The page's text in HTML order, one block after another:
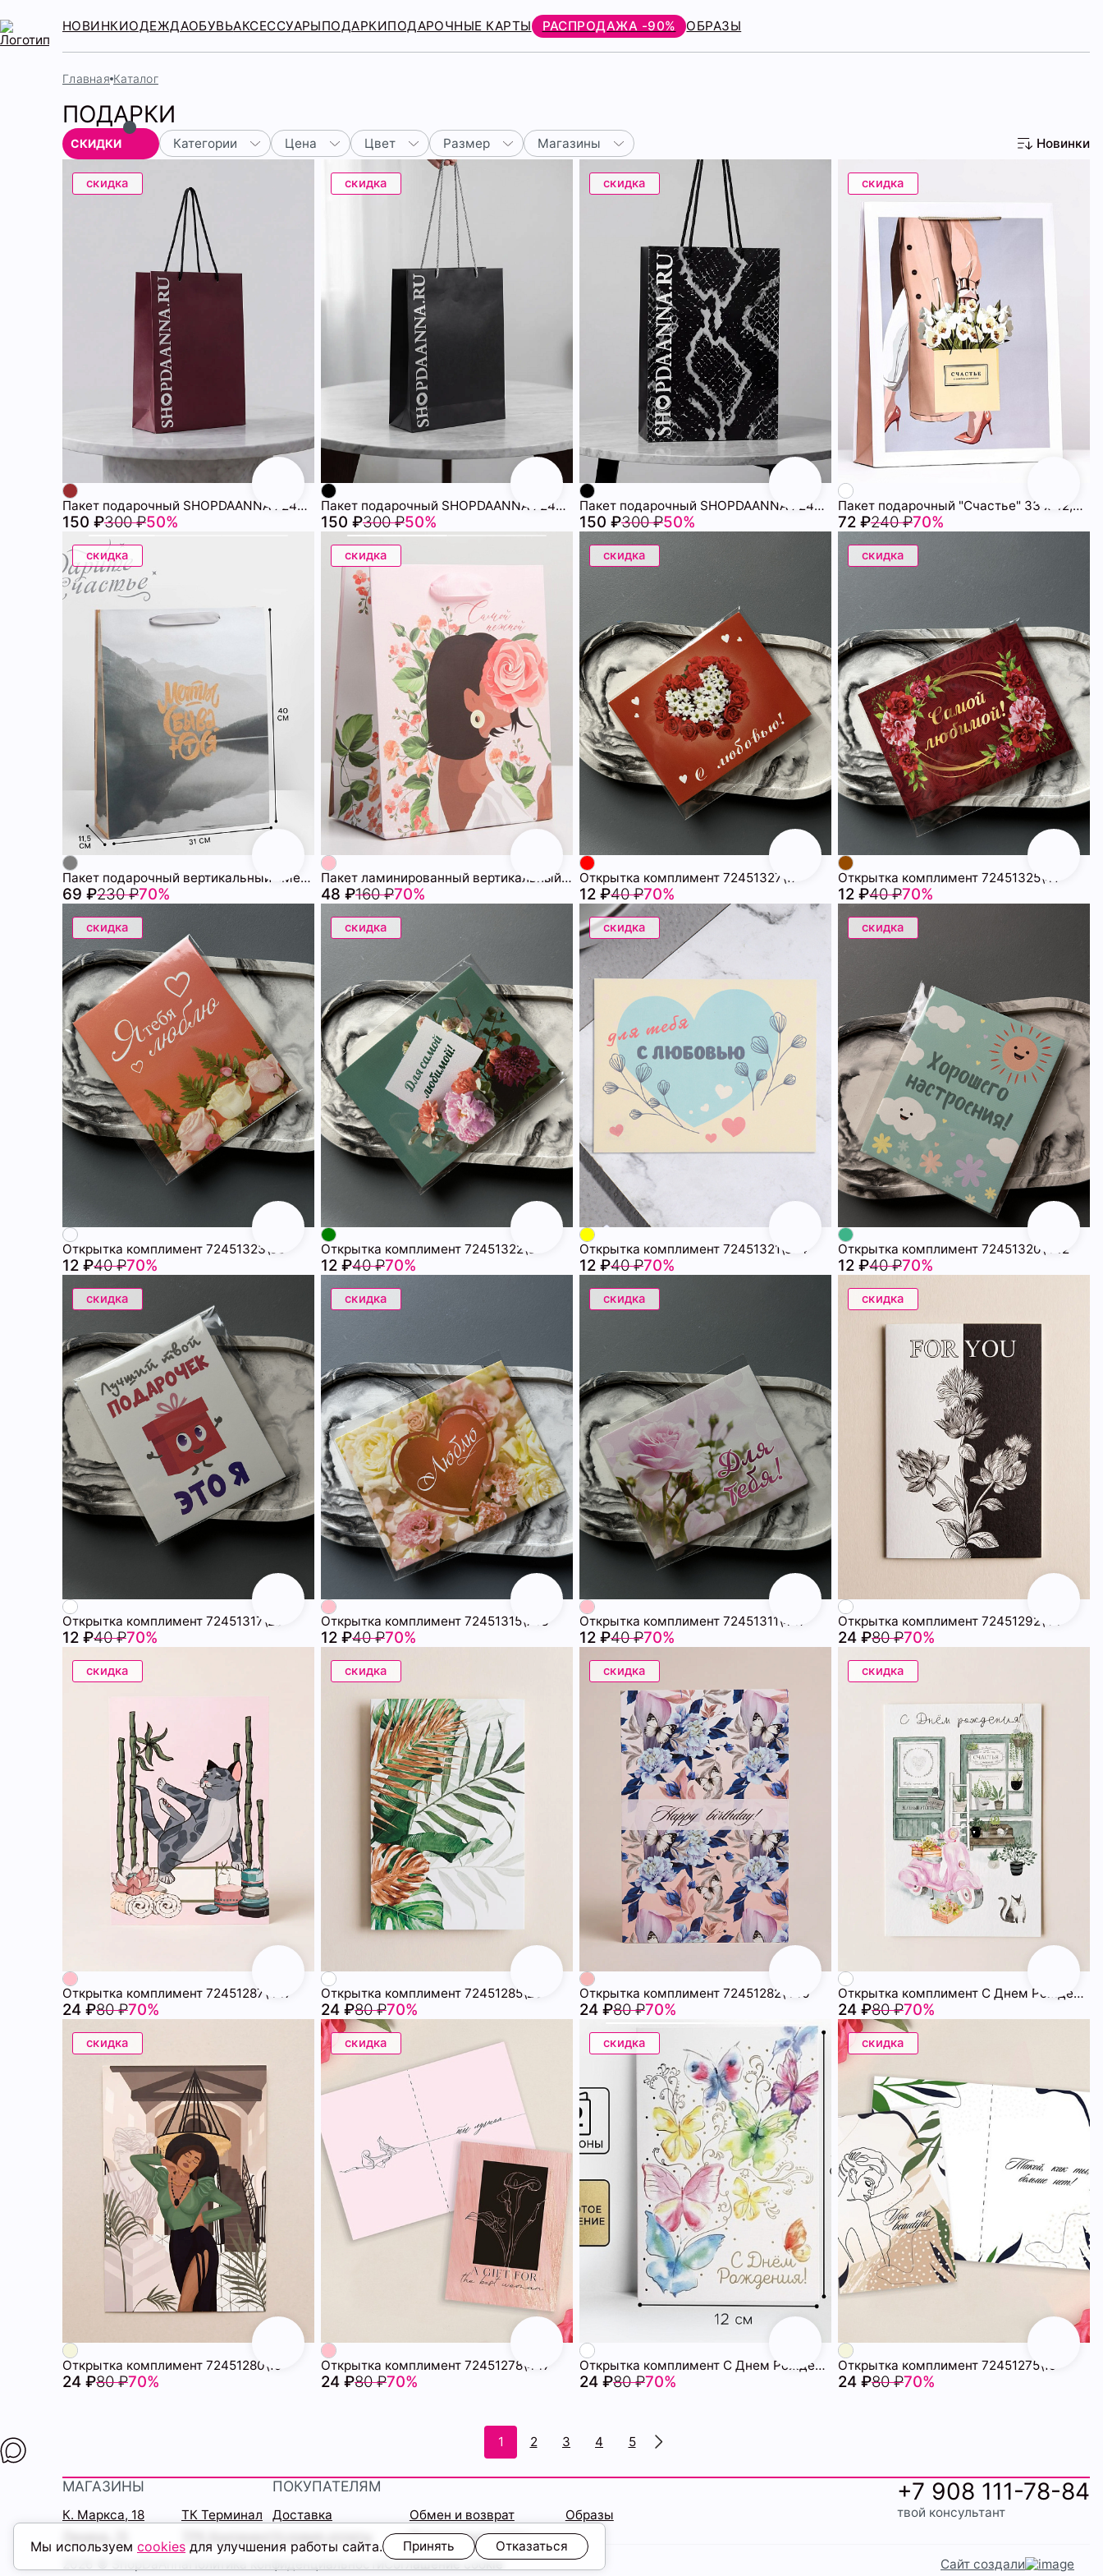
НОВИНКИОДЕЖДАОБУВЬАКСЕССУАРЫПОДАРКИПОДАРОЧНЫЕ КАРТЫ РАСПРОДАЖА -90% ОБРАЗЫ
Главная Каталог
ПОДАРКИ
СКИДКИ Категории Цена Цвет Размер Магазины Новинки
скидка
Пакет подарочный SHOPDAANNA 72459508\432
150 ₽300 ₽50%
скидка
Пакет подарочный SHOPDAANNA 72459506\15
150 ₽300 ₽50%
скидка
Пакет подарочный SHOPDAANNA 72459504\7
150 ₽300 ₽50%
скидка
Пакет подарочный "Счастье" 33 х 42,5 х 10 см 72451537\35
72 ₽240 ₽70%
скидка
Пакет подарочный вертикальный «Мечты сбываются», L31 х 40 × 11.5 см 72451359\10
69 ₽230 ₽70%
скидка
Пакет ламинированный вертикальный «Самой», 18 × 23 × 10 см 72451340\447
48 ₽160 ₽70%
скидка
Открытка комплимент 72451327\17
12 ₽40 ₽70%
скидка
Открытка комплимент 72451325\41
12 ₽40 ₽70%
скидка
Открытка комплимент 72451323\56
12 ₽40 ₽70%
скидка
Открытка комплимент 72451322\6
12 ₽40 ₽70%
скидка
Открытка комплимент 72451321\374
12 ₽40 ₽70%
скидка
Открытка комплимент 72451320\442
12 ₽40 ₽70%
скидка
Открытка комплимент 72451317\25
12 ₽40 ₽70%
скидка
Открытка комплимент 72451315\748
12 ₽40 ₽70%
скидка
Открытка комплимент 72451311\447
12 ₽40 ₽70%
скидка
Открытка комплимент 72451292\44
24 ₽80 ₽70%
скидка
Открытка комплимент 72451287\447
24 ₽80 ₽70%
скидка
Открытка комплимент 72451285\25
24 ₽80 ₽70%
скидка
Открытка комплимент 72451282\440
24 ₽80 ₽70%
скидка
Открытка комплимент С Днем Рождения! 72451281\25
24 ₽80 ₽70%
скидка
Открытка комплимент 72451280\19
24 ₽80 ₽70%
скидка
Открытка комплимент 72451278\447
24 ₽80 ₽70%
скидка
Открытка комплимент С Днем Рождения! 72451276\25
24 ₽80 ₽70%
скидка
Открытка комплимент 72451275\19
24 ₽80 ₽70%
1 2 3 4 5
МАГАЗИНЫ
К. Маркса, 18
ТК Терминал
ПОКУПАТЕЛЯМ
Доставка
Обмен и возврат
Подарочные карты
Образы
+7 908 111-78-84
твой консультант
Политика конфиденциальности Соглашение cookie Сайт создали
Мы используем cookies для улучшения работы сайта. Принять Отказаться